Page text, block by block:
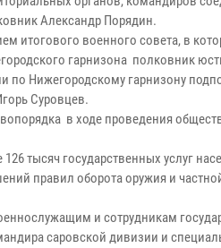
Александр Порядин.
итогового военного совета, в
гарнизона полковник
по Нижегородскому гарнизону
Суровцев.
в ходе проведения
тысяч государственных услуг
правил оборота оружия и
и сотрудникам
саровской дивизии и